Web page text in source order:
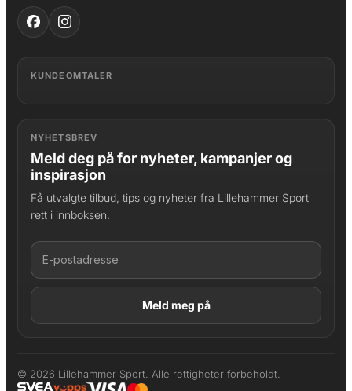
KUNDEOMTALER
NYHETSBREV
Meld deg på for nyheter, kampanjer og
inspirasjon
Få utvalgte tilbud, tips og nyheter fra Lillehammer Sport
rett i innboksen.
© 2026 Lillehammer Sport. Alle rettigheter forbeholdt.
LAGT I HANDLEKURV
Produktet er lagt til